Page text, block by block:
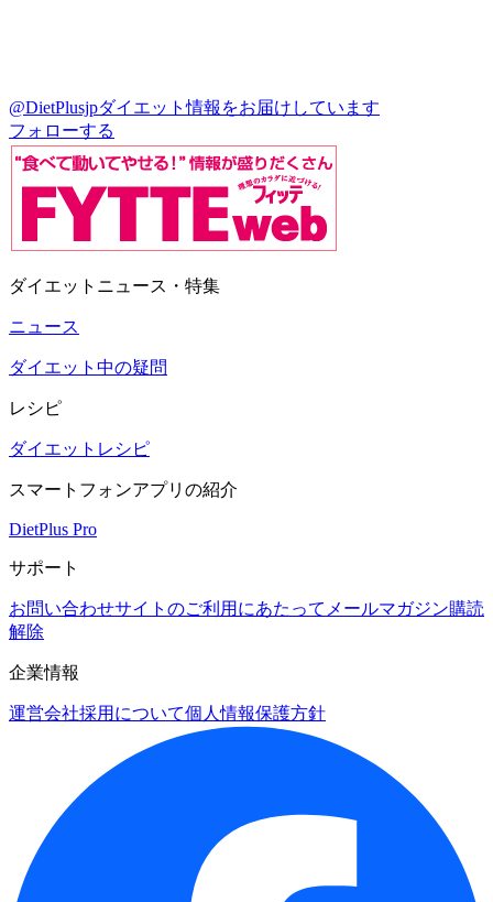
@DietPlusjpダイエット情報をお届けしています
フォローする
ダイエットニュース・特集
ニュース
ダイエット中の疑問
レシピ
ダイエットレシピ
スマートフォンアプリの紹介
DietPlus Pro
サポート
お問い合わせサイトのご利用にあたって メールマガジン購読
解除
企業情報
運営会社採用について個人情報保護方針